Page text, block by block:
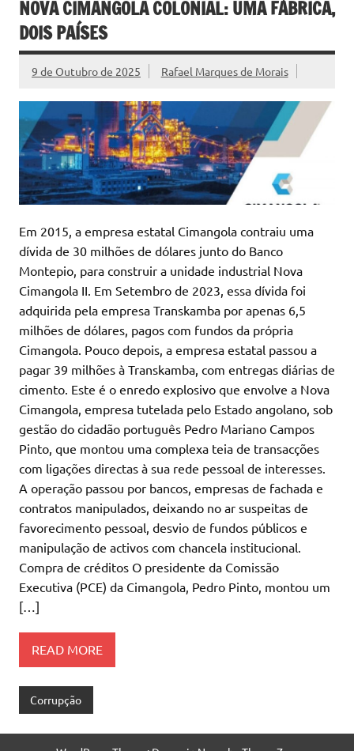
NOVA CIMANGOLA COLONIAL: UMA FÁBRICA,
DOIS PAÍSES
9 de Outubro de 2025 Rafael Marques de Morais
Em 2015, a empresa estatal Cimangola contraiu uma
dívida de 30 milhões de dólares junto do Banco
Montepio, para construir a unidade industrial Nova
Cimangola II. Em Setembro de 2023, essa dívida foi
adquirida pela empresa Transkamba por apenas 6,5
milhões de dólares, pagos com fundos da própria
Cimangola. Pouco depois, a empresa estatal passou a
pagar 39 milhões à Transkamba, com entregas diárias de
cimento. Este é o enredo explosivo que envolve a Nova
Cimangola, empresa tutelada pelo Estado angolano, sob
gestão do cidadão português Pedro Mariano Campos
Pinto, que montou uma complexa teia de transacções
com ligações directas à sua rede pessoal de interesses.
A operação passou por bancos, empresas de fachada e
contratos manipulados, deixando no ar suspeitas de
favorecimento pessoal, desvio de fundos públicos e
manipulação de activos com chancela institucional.
Compra de créditos O presidente da Comissão
Executiva (PCE) da Cimangola, Pedro Pinto, montou um
[…]
READ MORE
Corrupção